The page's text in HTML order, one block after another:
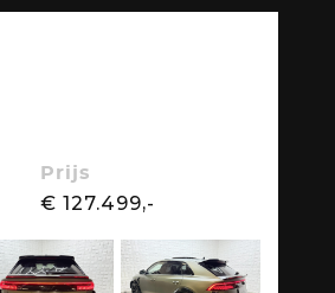
Prijs
€ 127.499,-